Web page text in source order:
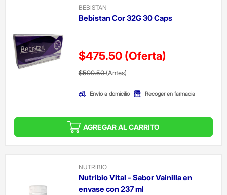
BEBISTAN
Bebistan Cor 32G 30 Caps
$475.50 (Oferta)
Precio reducido de
$500.50(Antes)(Oferta)
Envío a domicilio Recoger en farmacia
AGREGAR AL CARRITO
NUTRIBIO
Nutribio Vital - Sabor Vainilla en
envase con 237 ml